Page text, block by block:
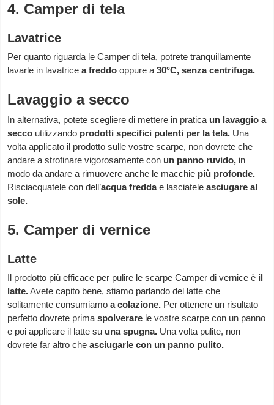
4. Camper di tela
Lavatrice
Per quanto riguarda le Camper di tela, potrete tranquillamente
lavarle in lavatricea freddo oppure a30°C, senza centrifuga.
Lavaggio a secco
In alternativa, potete scegliere di mettere in pratica un lavaggio a
secco utilizzando prodotti specifici pulenti per la tela. Una
volta applicato il prodotto sulle vostre scarpe, non dovrete che
andare a strofinare vigorosamente con un panno ruvido, in
modo da andare a rimuovere anche le macchie più profonde.
Risciacquatele con dell’acqua freddae lasciateleasciugare al
sole.
5. Camper di vernice
Latte
Il prodotto più efficace per pulire le scarpe Camper di vernice è il
latte.Avete capito bene, stiamo parlando del latte che
solitamente consumiamoa colazione. Per ottenere un risultato
perfetto dovrete primaspolverare le vostre scarpe con un panno
e poi applicare il latte su una spugna. Una volta pulite, non
dovrete far altro cheasciugarle con un panno pulito.